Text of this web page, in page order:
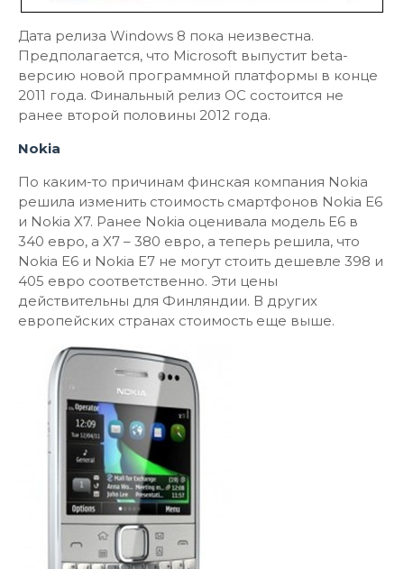
Дата релиза Windows 8 пока неизвестна.
Предполагается, что Microsoft выпустит beta-
версию новой программной платформы в конце
2011 года. Финальный релиз ОС состоится не
ранее второй половины 2012 года.
Nokia
По каким-то причинам финская компания Nokia
решила изменить стоимость смартфонов Nokia E6
и Nokia X7. Ранее Nokia оценивала модель E6 в
340 евро, а X7 – 380 евро, а теперь решила, что
Nokia E6 и Nokia E7 не могут стоить дешевле 398 и
405 евро соответственно. Эти цены
действительны для Финляндии. В других
европейских странах стоимость еще выше.